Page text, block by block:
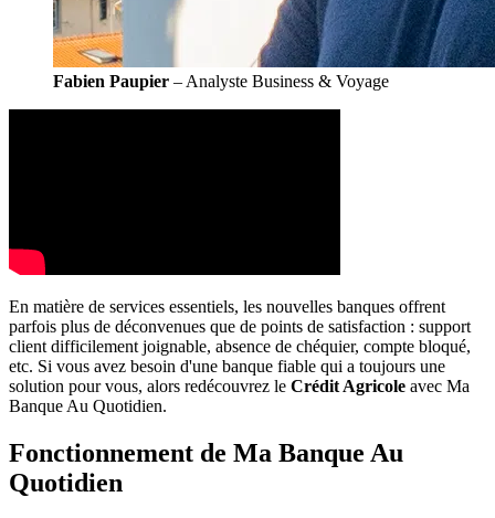
Fabien Paupier – Analyste Business & Voyage
En matière de services essentiels, les nouvelles banques offrent
parfois plus de déconvenues que de points de satisfaction : support
client difficilement joignable, absence de chéquier, compte bloqué,
etc. Si vous avez besoin d'une banque fiable qui a toujours une
solution pour vous, alors redécouvrez le Crédit Agricole avec Ma
Banque Au Quotidien.
Fonctionnement de Ma Banque Au
Quotidien